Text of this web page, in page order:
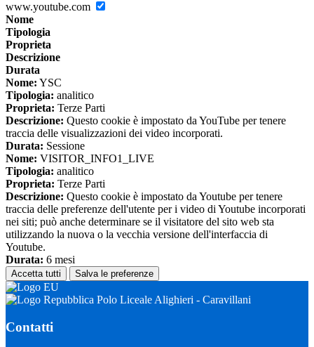
www.youtube.com
Nome
Tipologia
Proprieta
Descrizione
Durata
Nome: YSC
Tipologia: analitico
Proprieta: Terze Parti
Descrizione: Questo cookie è impostato da YouTube per tenere
traccia delle visualizzazioni dei video incorporati.
Durata: Sessione
Nome: VISITOR_INFO1_LIVE
Tipologia: analitico
Proprieta: Terze Parti
Descrizione: Questo cookie è impostato da Youtube per tenere
traccia delle preferenze dell'utente per i video di Youtube incorporati
nei siti; può anche determinare se il visitatore del sito web sta
utilizzando la nuova o la vecchia versione dell'interfaccia di
Youtube.
Durata: 6 mesi
Accetta tutti Salva le preferenze
Polo Liceale Alighieri - Caravillani
Contatti